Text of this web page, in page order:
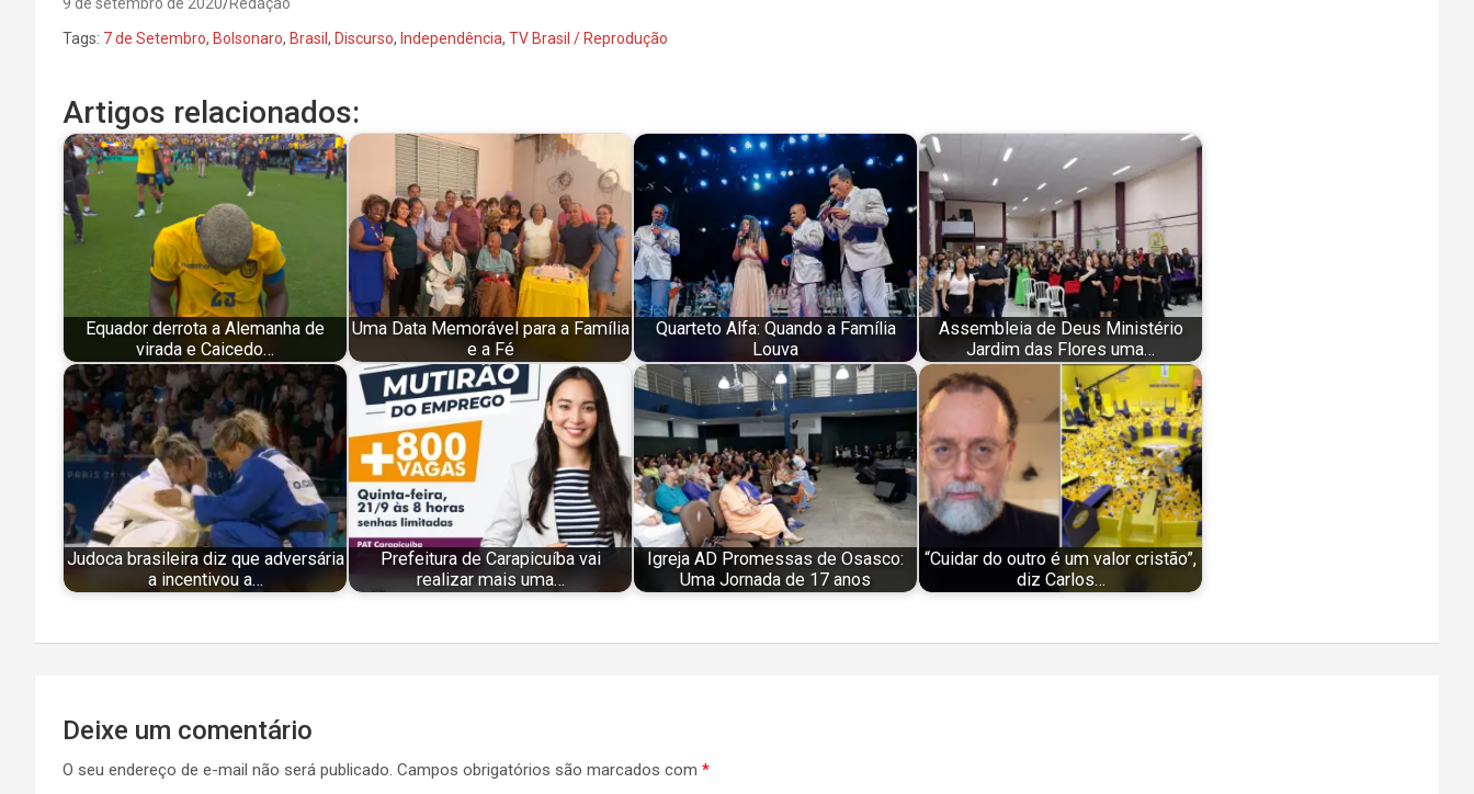
Tags: 7 de Setembro, Bolsonaro, Brasil , Discurso, Independência, TV Brasil / Reprodução
Artigos relacionados:
Equador derrota a Alemanha de
virada e Caicedo…
Uma Data Memorável para a Família
e a Fé
Quarteto Alfa: Quando a Família
Louva
Assembleia de Deus Ministério
Jardim das Flores uma…
Judoca brasileira diz que adversária
a incentivou a…
Prefeitura de Carapicuíba vai
realizar mais uma…
Igreja AD Promessas de Osasco:
Uma Jornada de 17 anos
“Cuidar do outro é um valor cristão”,
diz Carlos…
deDeixe um comentário
O seu endereço de e-mail não será publicado. Campos obrigatórios são marcados com *